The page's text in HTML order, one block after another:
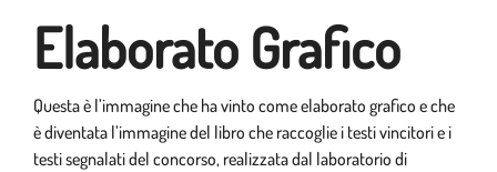
Elaborato Grafico
Questa è l’immagine che ha vinto come elaborato grafico e che
è diventata l’immagine del libro che raccoglie i testi vincitori e i
testi segnalati del concorso, realizzata dal laboratorio di